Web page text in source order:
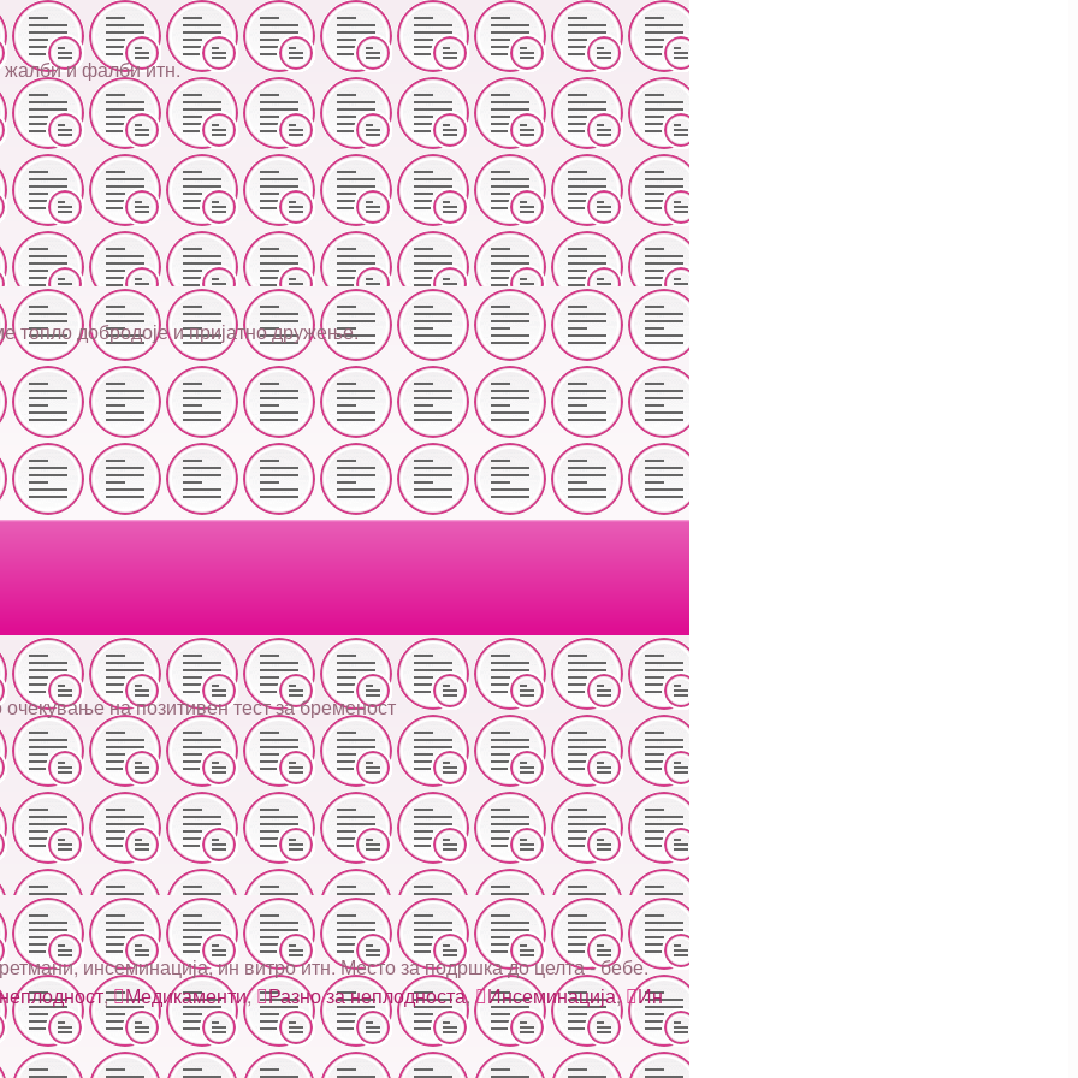
и фалби итн.
топло добродоје и пријатно дружење.
на позитивен тест за бременост
инсеминација, ин витро итн. Место за подршка до целта - бебе.
, Медикаменти, Разно за неплодноста, Инсеминација, Ин